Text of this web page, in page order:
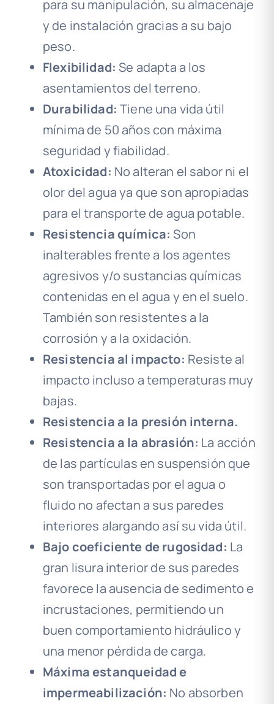
para su manipulación, su almacenaje
y de instalación gracias a su bajo
peso.
Flexibilidad:Se adapta a los
asentamientos del terreno.
Durabilidad:Tiene una vida útil
mínima de 50 años con máxima
seguridad y fiabilidad.
Atoxicidad: No alteran el sabor ni el
olor del agua ya que son apropiadas
para el transporte de agua potable.
Resistencia química:Son
inalterables frente a los agentes
agresivos y/o sustancias químicas
contenidas en el agua y en el suelo.
También son resistentes a la
corrosión y a la oxidación.
Resistencia al impacto: Resiste al
impacto incluso a temperaturas muy
bajas.
Resistencia a la presión interna.
Resistencia a la abrasión: La acción
de las partículas en suspensión que
son transportadas por el agua o
fluido no afectan a sus paredes
interiores alargando así su vida útil.
Bajo coeficiente de rugosidad: La
gran lisura interior de sus paredes
favorece la ausencia de sedimento e
incrustaciones, permitiendo un
buen comportamiento hidráulico y
una menor pérdida de carga.
Máxima estanqueidad e
impermeabilización: No absorben